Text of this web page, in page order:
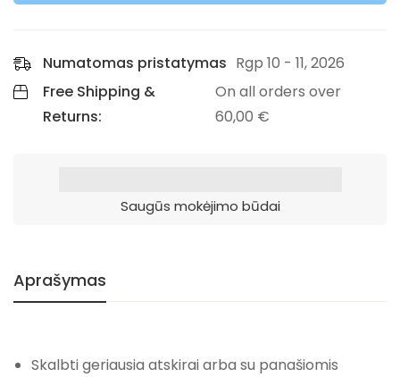
Numatomas pristatymas Rgp 10 - 11, 2026
Free Shipping &
Returns:
On all orders over
60,00 €
Saugūs mokėjimo būdai
Aprašymas
Skalbti geriausia atskirai arba su panašiomis